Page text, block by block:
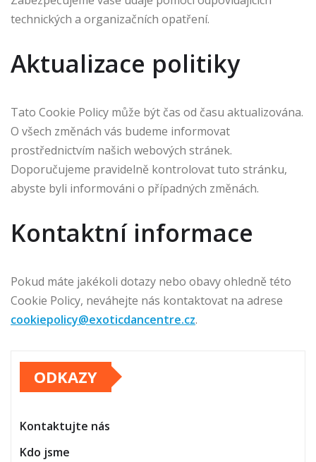
technických a organizačních opatření.
Aktualizace politiky
Tato Cookie Policy může být čas od času aktualizována.
O všech změnách vás budeme informovat
prostřednictvím našich webových stránek.
Doporučujeme pravidelně kontrolovat tuto stránku,
abyste byli informováni o případných změnách.
Kontaktní informace
Pokud máte jakékoli dotazy nebo obavy ohledně této
Cookie Policy, neváhejte nás kontaktovat na adrese
cookiepolicy@exoticdancentre.cz.
ODKAZY
Kontaktujte nás
Kdo jsme